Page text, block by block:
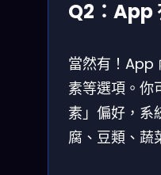
Q2：App
當然有！App
素等選項。你
素」偏好，系
腐、豆類、蔬